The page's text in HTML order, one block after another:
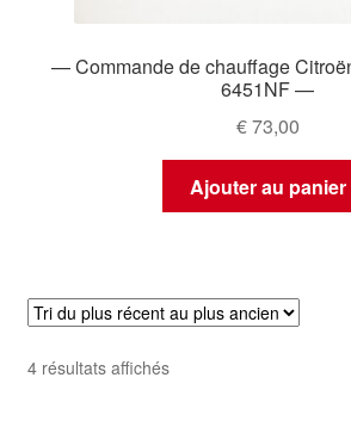
— Commande de chauffage
6451NF —
€73,00
Ajouter au panier
4 résultats affichésTrié